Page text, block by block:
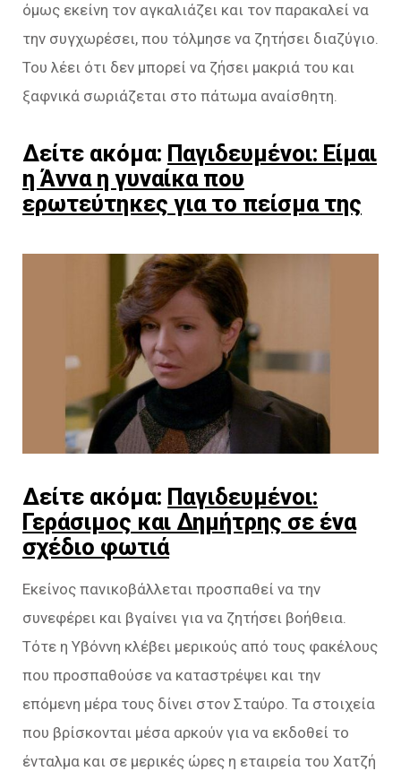
όμως εκείνη τον αγκαλιάζει και τον παρακαλεί να
την συγχωρέσει, που τόλμησε να ζητήσει διαζύγιο.
Του λέει ότι δεν μπορεί να ζήσει μακριά του και
ξαφνικά σωριάζεται στο πάτωμα αναίσθητη.
Δείτε ακόμα: Παγιδευμένοι: Είμαι
η Άννα η γυναίκα που
ερωτεύτηκες για το πείσμα της
Δείτε ακόμα: Παγιδευμένοι:
Γεράσιμος και Δημήτρης σε ένα
σχέδιο φωτιά
Εκείνος πανικοβάλλεται προσπαθεί να την
συνεφέρει και βγαίνει για να ζητήσει βοήθεια.
Τότε η Υβόννη κλέβει μερικούς από τους φακέλους
που προσπαθούσε να καταστρέψει και την
επόμενη μέρα τους δίνει στον Σταύρο. Τα στοιχεία
που βρίσκονται μέσα αρκούν για να εκδοθεί το
ένταλμα και σε μερικές ώρες η εταιρεία του Χατζή